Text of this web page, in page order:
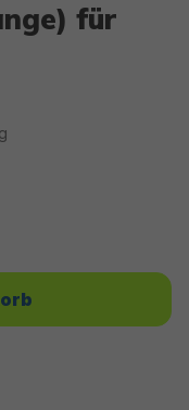
für
die Anzahl zu erhöhen